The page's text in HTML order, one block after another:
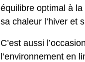
équilibre optimal à
sa chaleur l’hiver et
C’est aussi
l’environnement en